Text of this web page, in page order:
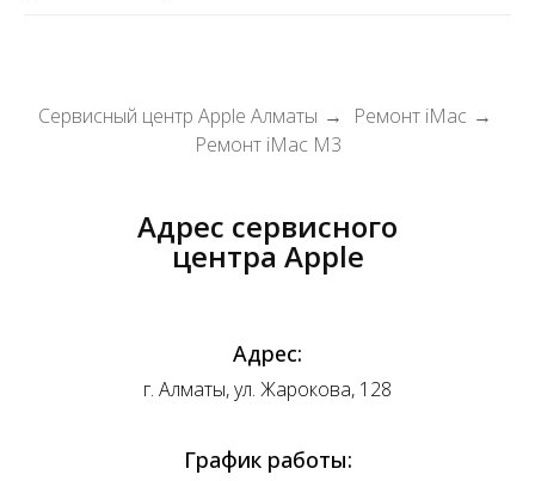
Сервисный центр Apple Алматы → Ремонт iMac →
Ремонт iMac M3
Адрес сервисного
центра Apple
Адрес:
График работы:
г. Алматы, ул. Жарокова, 128